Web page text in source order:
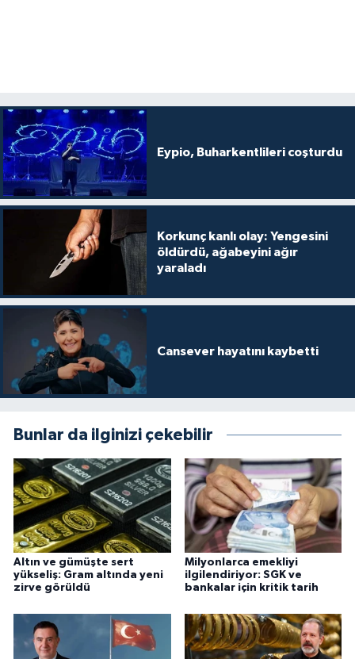
Eypio, Buharkentlileri coşturdu
Korkunç kanlı olay: Yengesini
öldürdü, ağabeyini ağır
yaraladı
Cansever hayatını kaybetti
Bunlar da ilginizi çekebilir
Altın ve gümüşte sert
yükseliş: Gram altında yeni
zirve görüldü
Milyonlarca emekliyi
ilgilendiriyor: SGK ve
bankalar için kritik tarih